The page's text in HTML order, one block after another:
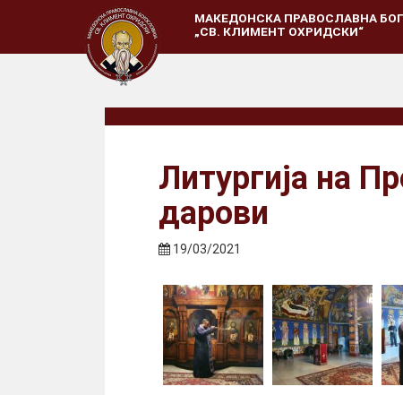
МАКЕДОНСКА ПРАВОСЛАВНА
„СВ. КЛИМЕНТ ОХРИДСКИ“
Литургија на
дарови
19/03/2021